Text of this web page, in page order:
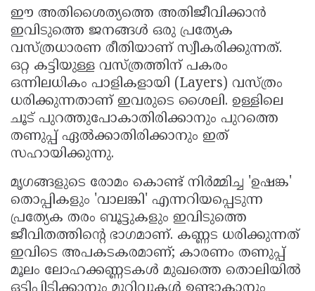
ഈ അതിശൈത്യത്തെ അതിജീവിക്കാൻ
ഇവിടുത്തെ ജനങ്ങൾ ഒരു പ്രത്യേക
വസ്ത്രധാരണ രീതിയാണ് സ്വീകരിക്കുന്നത്.
ഒറ്റ കട്ടിയുള്ള വസ്ത്രത്തിന് പകരം
ഒന്നിലധികം പാളികളായി (Layers) വസ്ത്രം
ധരിക്കുന്നതാണ് ഇവരുടെ ശൈലി. ഉള്ളിലെ
ചൂട് പുറത്തുപോകാതിരിക്കാനും പുറത്തെ
തണുപ്പ് ഏൽക്കാതിരിക്കാനും ഇത്
സഹായിക്കുന്നു.
മൃഗങ്ങളുടെ രോമം കൊണ്ട് നിർമ്മിച്ച 'ഉഷങ്ക'
തൊപ്പികളും 'വാലങ്കി' എന്നറിയപ്പെടുന്ന
പ്രത്യേക തരം ബൂട്ടുകളും ഇവിടുത്തെ
ജീവിതത്തിന്റെ ഭാഗമാണ്. കണ്ണട ധരിക്കുന്നത്
ഇവിടെ അപകടകരമാണ്; കാരണം തണുപ്പ്
മൂലം ലോഹക്കണ്ണടകൾ മുഖത്തെ തൊലിയിൽ